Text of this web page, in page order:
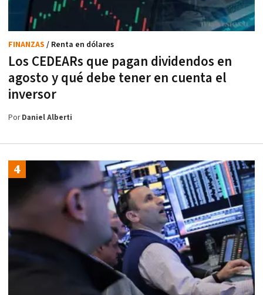
Los CEDEARs que pagan dividendos en
agosto y qué debe tener en cuenta el
inversor
FINANZAS / Renta en dólares
PorDaniel Alberti